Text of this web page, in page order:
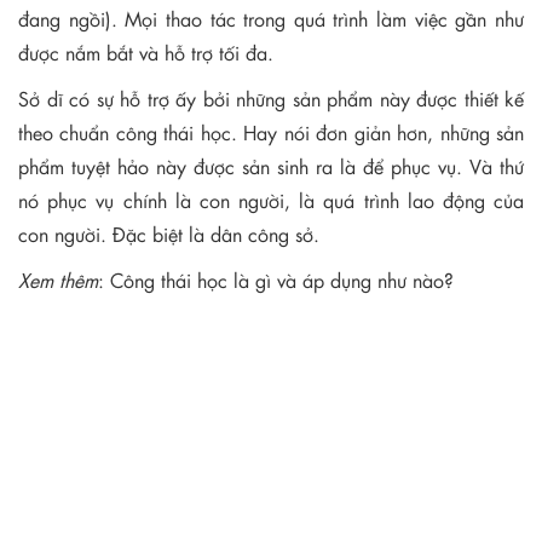
đang ngồi). Mọi thao tác trong quá trình làm việc gần như
được nắm bắt và hỗ trợ tối đa.
Sở dĩ có sự hỗ trợ ấy bởi những sản phẩm này được thiết kế
theo chuẩn công thái học. Hay nói đơn giản hơn, những sản
phẩm tuyệt hảo này được sản sinh ra là để phục vụ. Và thứ
nó phục vụ chính là con người, là quá trình lao động của
con người. Đặc biệt là dân công sở.
Xem thêm: Công thái học là gì và áp dụng như nào?